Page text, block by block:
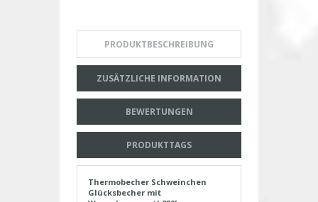
PRODUKTBESCHREIBUNG
ZUSÄTZLICHE INFORMATION
BEWERTUNGEN
PRODUKTTAGS
Thermobecher Schweinchen
Glücksbecher mit